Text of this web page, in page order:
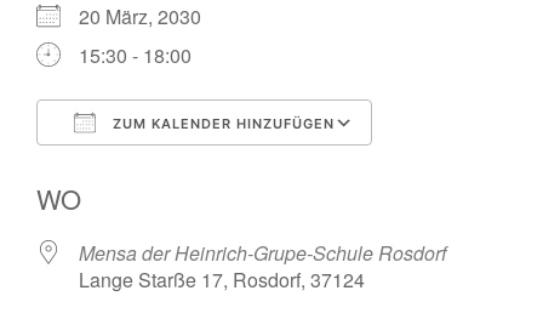
20 März, 2030
15:30 - 18:00
ZUM KALENDER HINZUFÜGEN
WO
Mensa der Heinrich-Grupe-Schule Rosdorf
Lange Starße 17, Rosdorf, 37124